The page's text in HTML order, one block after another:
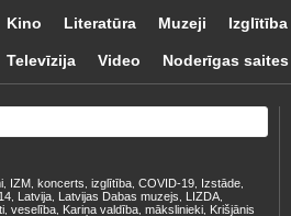
Kino Literatūra Muzeji Izglītība
Televīzija Video Noderīgas saites
IZM koncerts izglītība COVID-19 Izstāde
Latvija Latvijas Dabas muzejs LIZDA
veselība Kariņa valdība mākslinieki Krišjānis